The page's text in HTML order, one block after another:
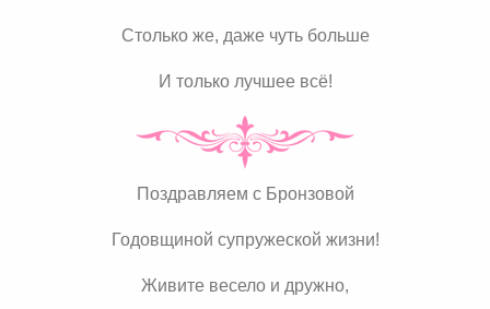
Столько же, даже чуть больше
И только лучшее всё!
Поздравляем с Бронзовой
Годовщиной супружеской жизни!
Живите весело и дружно,